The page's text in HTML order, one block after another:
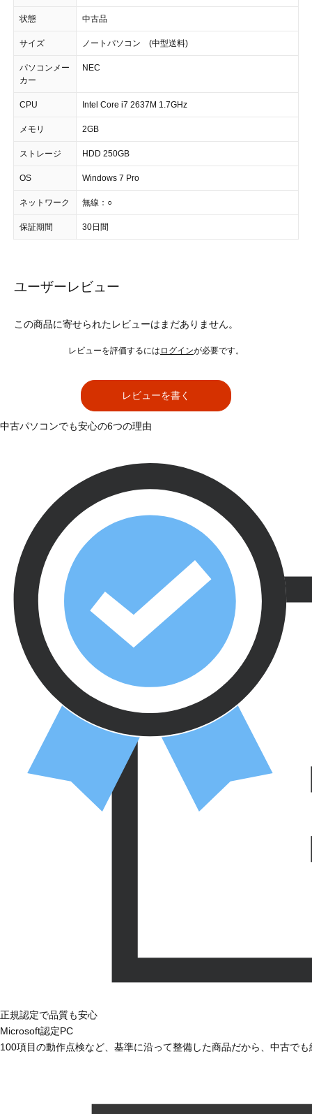
状態 中古品
サイズ ノートパソコン (中型送料)
パソコンメー
カー
NEC
CPU Intel Core i7 2637M 1.7GHz
メモリ 2GB
ストレージ HDD 250GB
OS Windows 7 Pro
ネットワーク 無線：○
保証期間 30日間
ユーザーレビュー
この商品に寄せられたレビューはまだありません。
レビューを評価するには ログインが必要です。
レビューを書く
中古パソコンでも安心の6つの理由
正規認定で品質も安心
Microsoft認定PC
100項目の動作点検など、基準に沿って整備した商品だから、中古で